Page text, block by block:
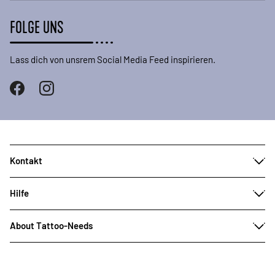
FOLGE UNS
Lass dich von unsrem Social Media Feed inspirieren.
Kontakt
Hilfe
About Tattoo-Needs